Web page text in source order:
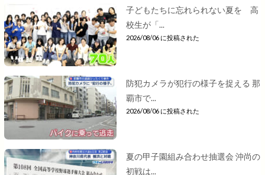
子どもたちに忘れられない夏を 高
校生が「...
2026/08/06 に投稿された
防犯カメラが犯行の様子を捉える 那
覇市で...
2026/08/06 に投稿された
夏の甲子園組み合わせ抽選会 沖尚の
初戦は...